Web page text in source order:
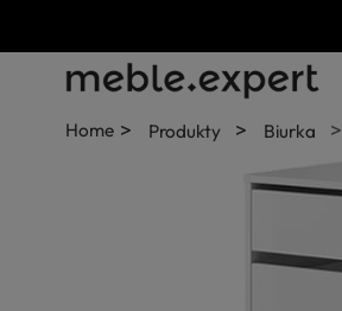
Home > Produkty > Biurka >